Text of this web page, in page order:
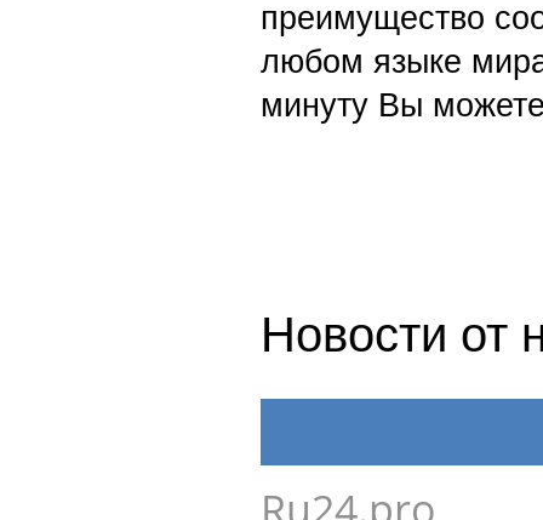
преимущество
любом языке
минуту Вы
Новости от